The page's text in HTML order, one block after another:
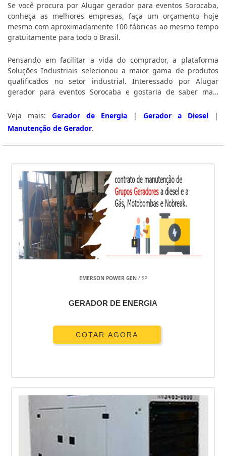
Se você procura por Alugar gerador para eventos Sorocaba,
conheça as melhores empresas, faça um orçamento hoje
mesmo com aproximadamente 100 fábricas ao mesmo tempo
gratuitamente para todo o Brasil.
Pensando em facilitar a vida do comprador, a plataforma
Soluções Industriais selecionou a maior gama de produtos
qualificados no setor industrial. Interessado por Alugar
gerador para eventos Sorocaba e gostaria de saber mais
empresas logo abaixo:
Veja mais: Gerador de Energia | Gerador a Diesel |
Manutenção de Gerador.
EMERSON POWER GEN/ SP
GERADOR DE ENERGIA
COTAR AGORA